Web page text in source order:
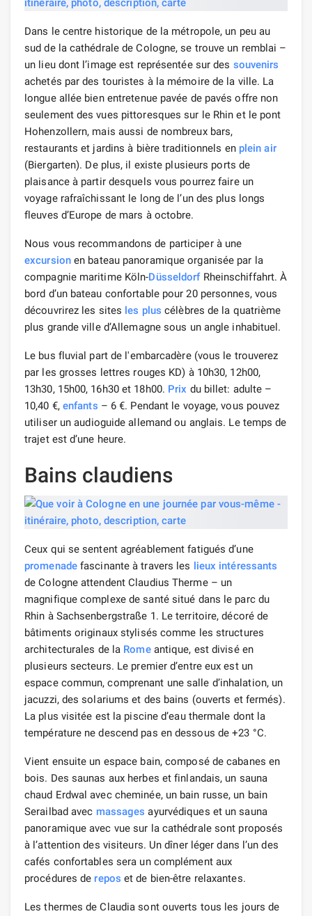
Dans le centre historique de la métropole, un peu au
sud de la cathédrale de Cologne, se trouve un remblai –
un lieu dont l’image est représentée sur des souvenirs
achetés par des touristes à la mémoire de la ville. La
longue allée bien entretenue pavée de pavés offre non
seulement des vues pittoresques sur le Rhin et le pont
Hohenzollern, mais aussi de nombreux bars,
restaurants et jardins à bière traditionnels en plein air
(Biergarten). De plus, il existe plusieurs ports de
plaisance à partir desquels vous pourrez faire un
voyage rafraîchissant le long de l’un des plus longs
fleuves d’Europe de mars à octobre.
Nous vous recommandons de participer à une
excursionen bateau panoramique organisée par la
compagnie maritime Köln-DüsseldorfRheinschiffahrt. À
bord d’un bateau confortable pour 20 personnes, vous
découvrirez les sites les plus célèbres de la quatrième
plus grande ville d’Allemagne sous un angle inhabituel.
Le bus fluvial part de l'embarcadère (vous le trouverez
par les grosses lettres rouges KD) à 10h30, 12h00,
13h30, 15h00, 16h30 et 18h00. Prix ​​du billet: adulte –
10,40 €, enfants – 6 €. Pendant le voyage, vous pouvez
utiliser un audioguide allemand ou anglais. Le temps de
trajet est d’une heure.
Bains claudiens
Ceux qui se sentent agréablement fatigués d’une
promenadefascinante à travers les lieux intéressants
de Cologne attendent Claudius Therme – un
magnifique complexe de santé situé dans le parc du
Rhin à Sachsenbergstraße 1. Le territoire, décoré de
bâtiments originaux stylisés comme les structures
architecturales de la Romeantique, est divisé en
plusieurs secteurs. Le premier d’entre eux est un
espace commun, comprenant une salle d’inhalation, un
jacuzzi, des solariums et des bains (ouverts et fermés).
La plus visitée est la piscine d’eau thermale dont la
température ne descend pas en dessous de +23 °C.
Vient ensuite un espace bain, composé de cabanes en
bois. Des saunas aux herbes et finlandais, un sauna
chaud Erdwal avec cheminée, un bain russe, un bain
Serailbad avec massages ayurvédiques et un sauna
panoramique avec vue sur la cathédrale sont proposés
à l’attention des visiteurs. Un dîner léger dans l’un des
cafés confortables sera un complément aux
procédures de repos et de bien-être relaxantes.
Les thermes de Claudia sont ouverts tous les jours de